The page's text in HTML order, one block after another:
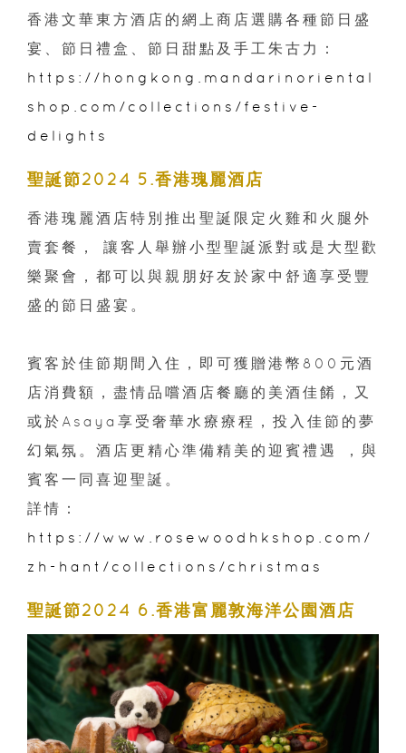
香港文華東方酒店的網上商店選購各種節日盛
宴、節日禮盒、節日甜點及手工朱古力：
https://hongkong.mandarinoriental
shop.com/collections/festive-
delights
聖誕節2024 5.香港瑰麗酒店
香港瑰麗酒店特別推出聖誕限定火雞和火腿外
賣套餐， 讓客人舉辦小型聖誕派對或是大型歡
樂聚會，都可以與親朋好友於家中舒適享受豐
盛的節日盛宴。
賓客於佳節期間入住，即可獲贈港幣800元酒
店消費額，盡情品嚐酒店餐廳的美酒佳餚，又
或於Asaya享受奢華水療療程，投入佳節的夢
幻氣氛。酒店更精心準備精美的迎賓禮遇 ，與
賓客一同喜迎聖誕。
詳情：
https://www.rosewoodhkshop.com/
zh-hant/collections/christmas
聖誕節2024 6.香港富麗敦海洋公園酒店